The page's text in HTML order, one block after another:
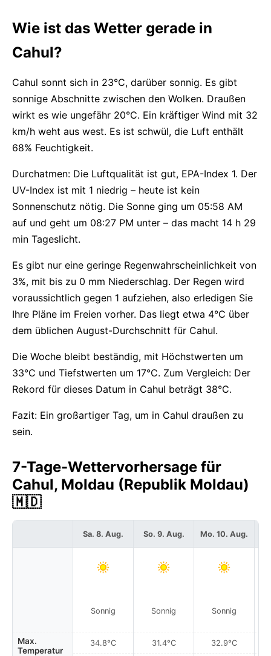
Wie ist das Wetter gerade in
Cahul?
Cahul sonnt sich in 23°C, darüber sonnig. Es gibt
sonnige Abschnitte zwischen den Wolken. Draußen
wirkt es wie ungefähr 20°C. Ein kräftiger Wind mit 32
km/h weht aus west. Es ist schwül, die Luft enthält
68% Feuchtigkeit.
Durchatmen: Die Luftqualität ist gut, EPA-Index 1. Der
UV-Index ist mit 1 niedrig – heute ist kein
Sonnenschutz nötig. Die Sonne ging um 05:58 AM
auf und geht um 08:27 PM unter – das macht 14 h 29
min Tageslicht.
Es gibt nur eine geringe Regenwahrscheinlichkeit von
3%, mit bis zu 0 mm Niederschlag. Der Regen wird
voraussichtlich gegen 1 aufziehen, also erledigen Sie
Ihre Pläne im Freien vorher. Das liegt etwa 4°C über
dem üblichen August-Durchschnitt für Cahul.
Die Woche bleibt beständig, mit Höchstwerten um
33°C und Tiefstwerten um 17°C. Zum Vergleich: Der
Rekord für dieses Datum in Cahul beträgt 38°C.
Fazit: Ein großartiger Tag, um in Cahul draußen zu
sein.
7-Tage-Wettervorhersage für
Cahul, Moldau (Republik Moldau)
🇲🇩
Max.
Temperatur
Sa. 8. Aug.
Sonnig
34.8°C
So. 9. Aug.
Sonnig
31.4°C
Mo. 10. Aug.
Sonnig
32.9°C